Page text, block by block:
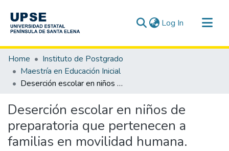
Log In (current)
Communities & Collections
All of DSpace
Statistics
Home
Instituto de Postgrado
Maestría en Educación Inicial
Deserción escolar en niños de preparatoria que pertenecen a familias en movilidad humana.
Deserción escolar en niños de
preparatoria que pertenecen a
familias en movilidad humana.